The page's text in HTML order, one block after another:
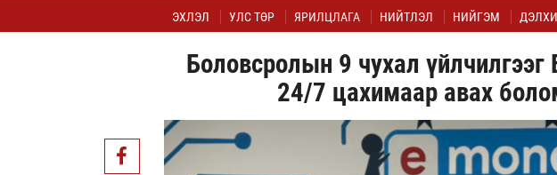
ЭХЛЭЛ УЛС ТӨР ЯРИЛЦЛАГА НИЙТЛЭЛ НИЙГЭМ
Боловсролын 9 чухал
24/7 цахимаар авах